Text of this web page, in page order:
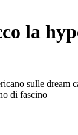
la
sulle dream
di fascino